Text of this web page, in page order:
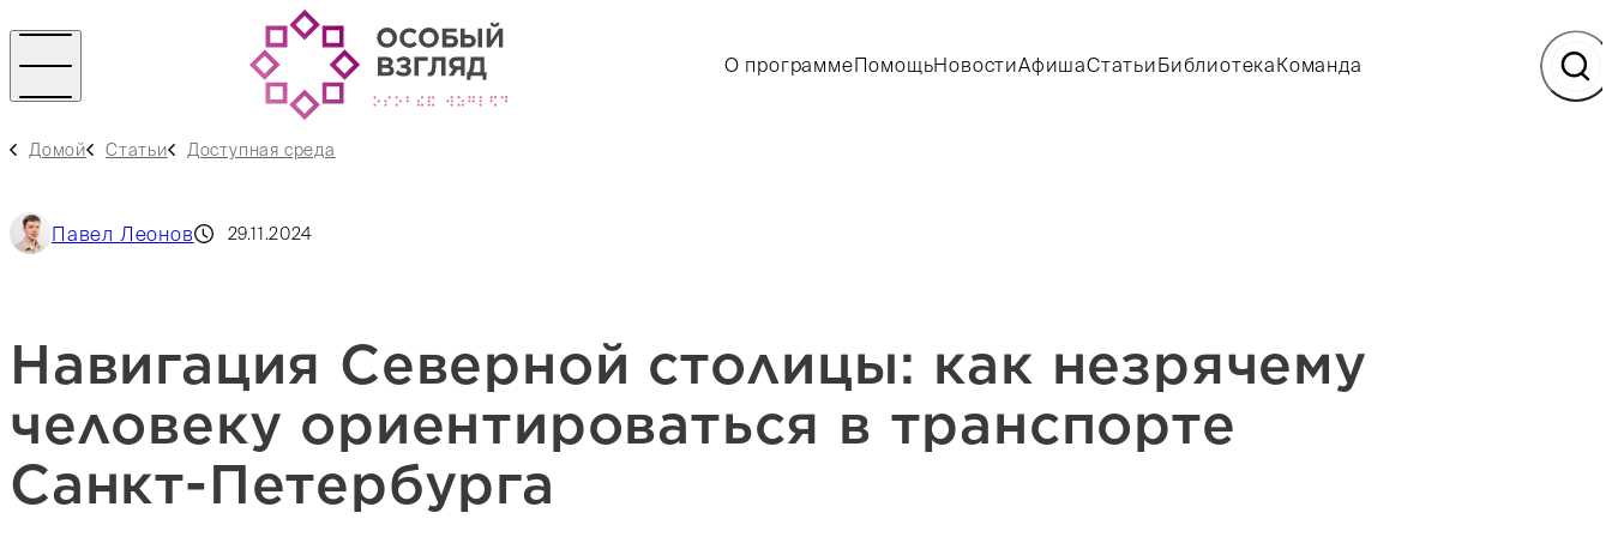
О программеПомощьНовостиАфишаСтатьиБиблиотекаКоманда
Домой Статьи Доступная среда
Павел Леонов 29.11.2024
Навигация Северной столицы: как незрячему
человеку ориентироваться в транспорте
Санкт-Петербурга